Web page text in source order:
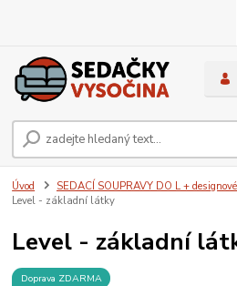
Úvod
SEDACÍ SOUPRAVY DO L +
Level - základní látky
Level - základní
Doprava ZDARMA